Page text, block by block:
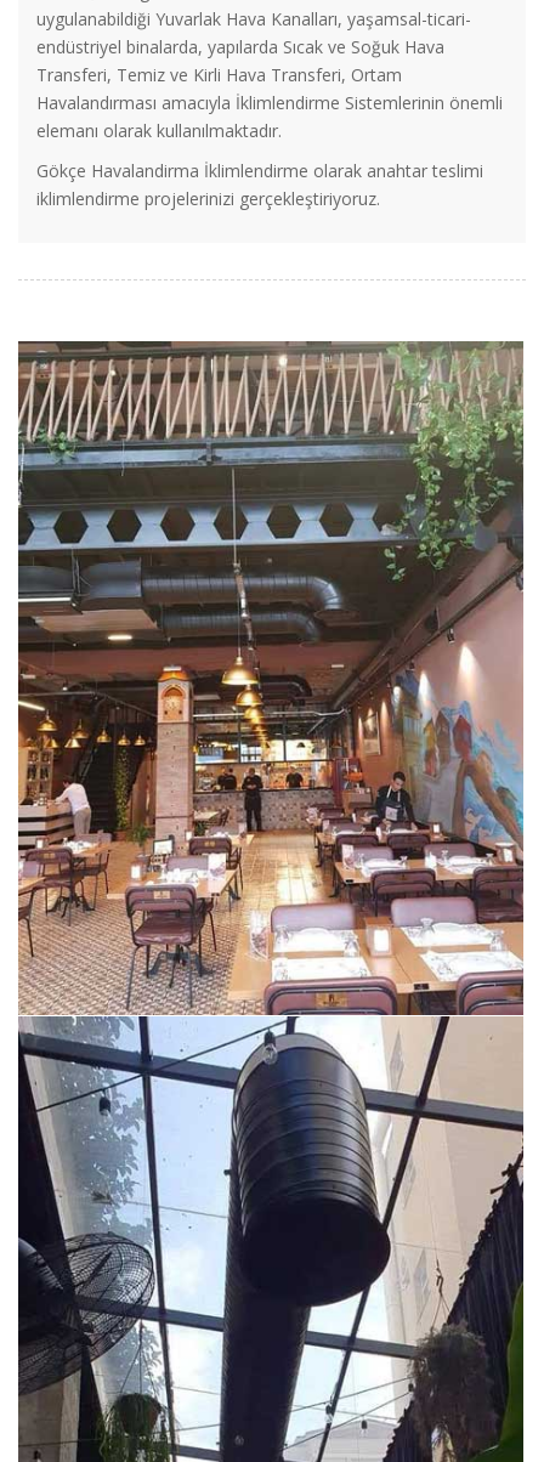
uygulanabildiği Yuvarlak Hava Kanalları, yaşamsal-ticari-
endüstriyel binalarda, yapılarda Sıcak ve Soğuk Hava
Transferi, Temiz ve Kirli Hava Transferi, Ortam
Havalandırması amacıyla İklimlendirme Sistemlerinin önemli
elemanı olarak kullanılmaktadır.
Gökçe Havalandirma İklimlendirme olarak anahtar teslimi
iklimlendirme projelerinizi gerçekleştiriyoruz.